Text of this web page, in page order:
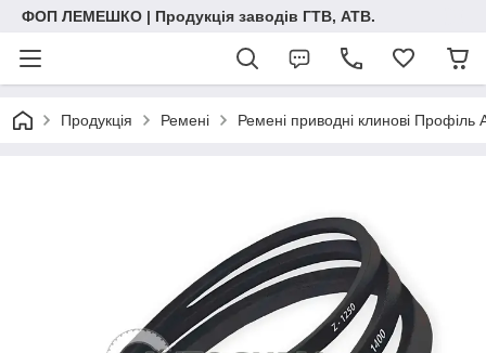
ФОП ЛЕМЕШКО | Продукція заводів ГТВ, АТВ.
Продукція Ремені Ремені приводні клинові